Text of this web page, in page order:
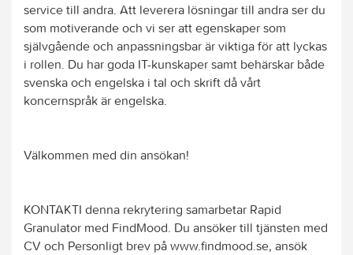
service till andra. Att leverera lösningar till andra ser du
som motiverande och vi ser att egenskaper som
självgående och anpassningsbar är viktiga för att lyckas
i rollen. Du har goda IT-kunskaper samt behärskar både
svenska och engelska i tal och skrift då vårt
koncernspråk är engelska.
Välkommen med din ansökan!
KONTAKTI denna rekrytering samarbetar Rapid
Granulator med FindMood. Du ansöker till tjänsten med
CV och Personligt brev på www.findmood.se, ansök